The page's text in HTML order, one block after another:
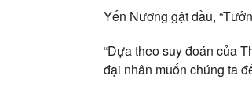
Yến Nương gật đầu,
“Dựa theo suy đoán của
đại nhân muốn chúng ta